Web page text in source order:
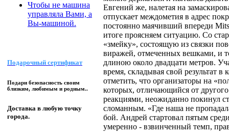
Чтобы не машина
управляла Вами, а
Вы-машиной.
Подарочный сертификат
Подари безопасность своим
близким, любимым и родным..
Доставка в любую точку
города.
Евгений же, налетая на
отпускает междометия в адрес
постоянно маячивший впереди
итоге проясняем ситуацию. Со
«змейку», состоящую из связки
виражей, отмеченных вешками, и
длиною около двадцати метров.
время, складывая свой результат
отметить, что организаторы на
которых, отличающийся от
реакциями, неожиданно покинул
сломанным. «Где наша не
бой. Андрей стартовал пятым
умеренно - взвинченный темп,